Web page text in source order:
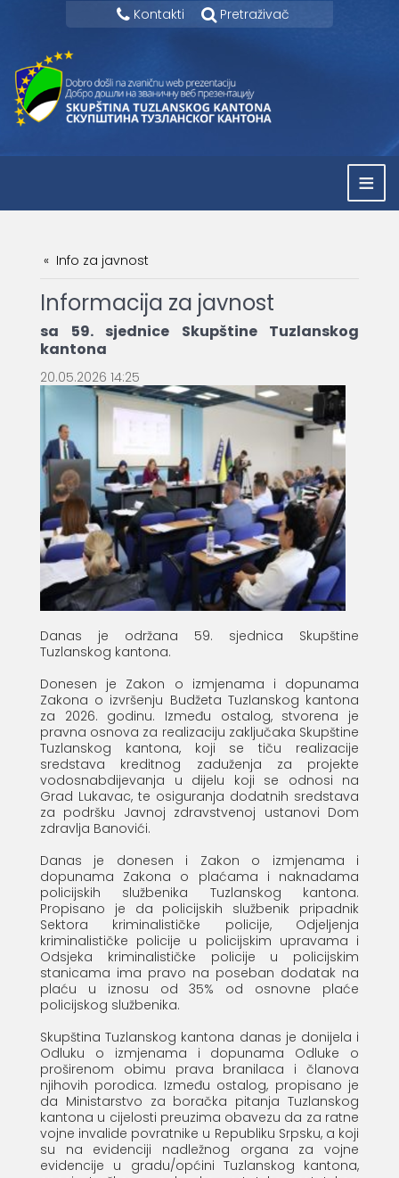
Kontakti Pretraživač
≡
Info za javnost
Informacija za javnost
sa 59. sjednice Skupštine Tuzlanskog
kantona
20.05.2026 14:25
Danas je održana 59. sjednica Skupštine
Tuzlanskog kantona.
Donesen je Zakon o izmjenama i dopunama
Zakona o izvršenju Budžeta Tuzlanskog kantona
za 2026. godinu. Između ostalog, stvorena je
pravna osnova za realizaciju zaključaka Skupštine
Tuzlanskog kantona, koji se tiču realizacije
sredstava kreditnog zaduženja za projekte
vodosnabdijevanja u dijelu koji se odnosi na
Grad Lukavac, te osiguranja dodatnih sredstava
za podršku Javnoj zdravstvenoj ustanovi Dom
zdravlja Banovići.
Danas je donesen i Zakon o izmjenama i
dopunama Zakona o plaćama i naknadama
policijskih službenika Tuzlanskog kantona.
Propisano je da policijskih službenik pripadnik
Sektora kriminalističke policije, Odjeljenja
kriminalističke policije u policijskim upravama i
Odsjeka kriminalističke policije u policijskim
stanicama ima pravo na poseban dodatak na
plaću u iznosu od 35% od osnovne plaće
policijskog službenika.
Skupština Tuzlanskog kantona danas je donijela i
Odluku o izmjenama i dopunama Odluke o
proširenom obimu prava branilaca i članova
njihovih porodica. Između ostalog, propisano je
da Ministarstvo za boračka pitanja Tuzlanskog
kantona u cijelosti preuzima obavezu da za ratne
vojne invalide povratnike u Republiku Srpsku, a koji
su na evidenciji nadležnog organa za vojne
evidencije u gradu/općini Tuzlanskog kantona,